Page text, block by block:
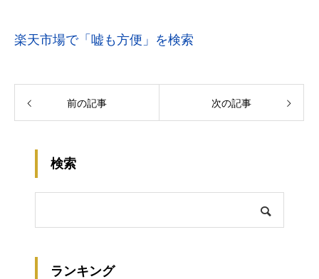
楽天市場で「嘘も方便」を検索
前の記事 次の記事
検索
ランキング